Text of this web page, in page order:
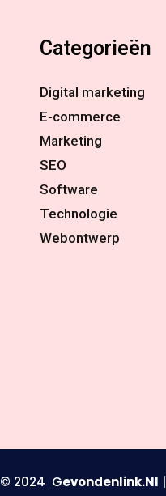
Categorieën
Digital marketing
E-commerce
Marketing
SEO
Software
Technologie
Webontwerp
© 2024 Gevondenlink.Nl